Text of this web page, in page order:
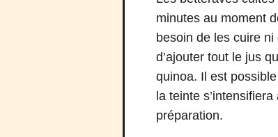
minutes au moment
besoin de les cuire
d’ajouter tout le jus
quinoa. Il est
la teinte
préparation.